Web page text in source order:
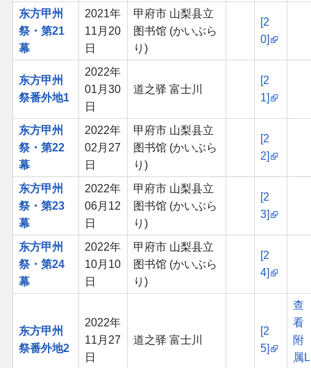
东方甲州
祭・第21
幕
2021年
11月20
日
甲府市 山梨县立
图书馆 (かいぶら
り)
[2
0]
东方甲州
祭番外地1
2022年
01月30
日
道之驿 富士川
[2
1]
东方甲州
祭・第22
幕
2022年
02月27
日
甲府市 山梨县立
图书馆 (かいぶら
り)
[2
2]
东方甲州
祭・第23
幕
2022年
06月12
日
甲府市 山梨县立
图书馆 (かいぶら
り)
[2
3]
东方甲州
祭・第24
幕
2022年
10月10
日
甲府市 山梨县立
图书馆 (かいぶら
り)
[2
4]
东方甲州
祭番外地2
2022年
11月27
日
道之驿 富士川
[2
5]
查
看
附
属